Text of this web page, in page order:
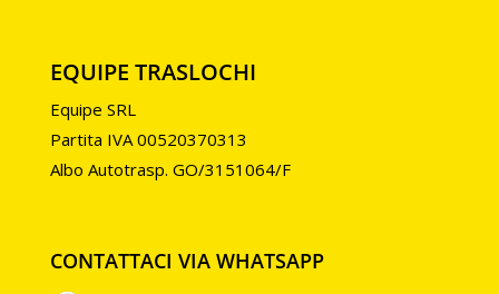
EQUIPE TRASLOCHI
Equipe SRL
Partita IVA 00520370313
Albo Autotrasp. GO/3151064/F
CONTATTACI VIA WHATSAPP